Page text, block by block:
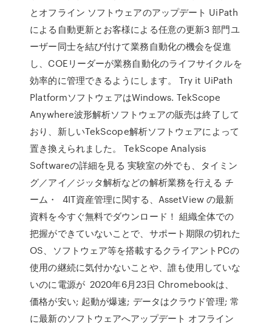
とオフライン ソフトウェアのアップデート UiPath
による自動更新とお客様による任意の更新3 部門ユ
ーザー同士を結び付けて業務自動化の機会を促進
し、COEリーダーが業務自動化のライフサイクルを
効率的に管理できるようにします。 Try it UiPath
PlatformソフトウェアはWindows. TekScope
Anywhere波形解析ソフトウェアの販売は終了して
おり、新しいTekScope解析ソフトウェアによって
置き換えられました。 TekScope Analysis
Softwareの詳細を見る 実験室の外でも、タイミン
グ／アイ／ジッタ解析などの解析業務を行える チ
ーム・ 4IT資産管理に関する、AssetView の最新
資料を今すぐ無料でダウンロード！ 組織全体での
把握ができていないことで、サポート期限の切れた
OS、ソフトウェア等を搭載するクライアントPCの
使用の継続に気付かないことや、誰も使用していな
いのに電源が 2020年6月23日 Chromebookは、
価格が安い; 起動が爆速; データはクラウド管理; 常
に最新のソフトウェアへアップデート オフライン